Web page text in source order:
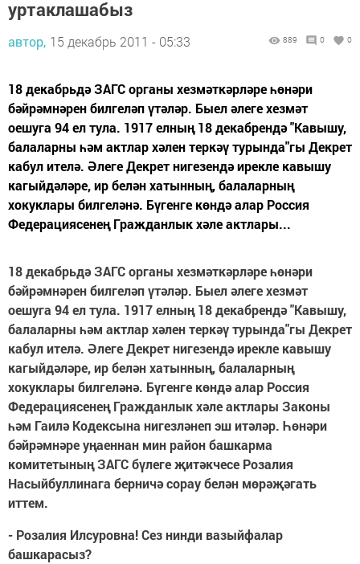
уртаклашабыз
автор, 15 декабрь 2011 - 05:33 889 0 0
18 декабрьдә ЗАГС органы хезмәткәрләре һөнәри
бәйрәмнәрен билгеләп үтәләр. Быел әлеге хезмәт
оешуга 94 ел тула. 1917 елның 18 декабрендә "Кавышу,
балаларны һәм актлар хәлен теркәү турында"гы Декрет
кабул ителә. Әлеге Декрет нигезендә ирекле кавышу
кагыйдәләре, ир белән хатынның, балаларның
хокуклары билгеләнә. Бүгенге көндә алар Россия
Федерациясенең Гражданлык хәле актлары...
18 декабрьдә ЗАГС органы хезмәткәрләре һөнәри
бәйрәмнәрен билгеләп үтәләр. Быел әлеге хезмәт
оешуга 94 ел тула. 1917 елның 18 декабрендә "Кавышу,
балаларны һәм актлар хәлен теркәү турында"гы Декрет
кабул ителә. Әлеге Декрет нигезендә ирекле кавышу
кагыйдәләре, ир белән хатынның, балаларның
хокуклары билгеләнә. Бүгенге көндә алар Россия
Федерациясенең Гражданлык хәле актлары Законы
һәм Гаилә Кодексына нигезләнеп эш итәләр. Һөнәри
бәйрәмнәре уңаеннан мин район башкарма
комитетының ЗАГС бүлеге җитәкчесе Розалия
Насыйбуллинага берничә сорау белән мөрәҗәгать
иттем.
- Розалия Илсуровна! Сез нинди вазыйфалар
башкарасыз?